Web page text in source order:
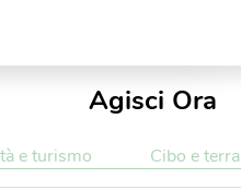
Agisci Ora
e turismo Cibo e terra